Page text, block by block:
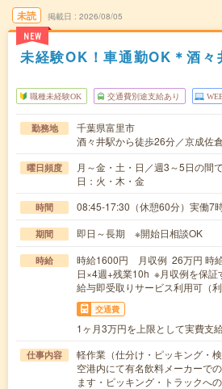
未読
NEW
掲載日 2026/08/05
未経験OK！車通勤OK＊酒々
職種未経験OK 交通費別途支給あり
勤務地
千葉県富里市
酒々井駅から徒歩26分／京成佐
曜日頻度
月～金・土・日／週3～5日の
日：火・木・金
時間 08:45-17:30（休憩60分）実働7
期間 即日～長期 ※開始日相談OK
時給
時給1600円 月収例 26万円 時
日×4週+残業10h ※月収例を保
給与即受取りサービス利用可（利
交通費
1ヶ月3万円を上限として実費支
仕事内容
軽作業（仕分け・ピッキング・検
空港内にて有名飲料メーカーで
ます・ピッキング・トラックへ